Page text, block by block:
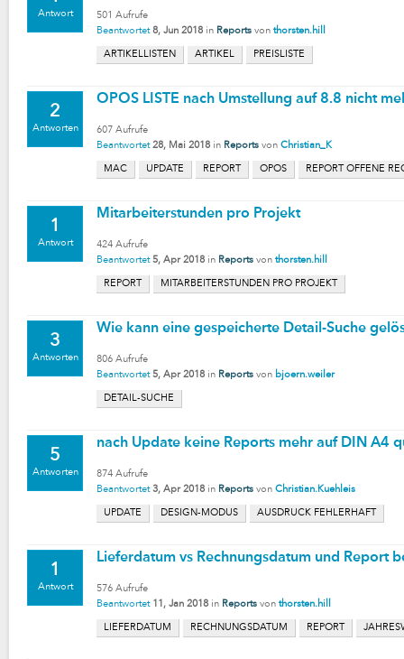
Antwort 501 Aufrufe
Beantwortet 8, Jun 2018 in Reports von thorsten.hill
ARTIKELLISTEN ARTIKEL PREISLISTE
2
Antworten
OPOS LISTE nach Umstellung auf 8.8 nicht
607 Aufrufe
Beantwortet 28, Mai 2018 in Reports von Christian_K
MAC UPDATE REPORT OPOS REPORT OFFENE
1
Antwort
Mitarbeiterstunden pro Projekt
424 Aufrufe
Beantwortet 5, Apr 2018 in Reports von thorsten.hill
REPORT MITARBEITERSTUNDEN PRO PROJEKT
3
Antworten
Wie kann eine gespeicherte Detail-Suche
806 Aufrufe
Beantwortet 5, Apr 2018 in Reports von bjoern.weiler
DETAIL-SUCHE
5
Antworten
nach Update keine Reports mehr auf DIN A4
874 Aufrufe
Beantwortet 3, Apr 2018 in Reports von Christian.Kuehleis
UPDATE DESIGN-MODUS AUSDRUCK FEHLERHAFT
1
Antwort
Lieferdatum vs Rechnungsdatum und Report
576 Aufrufe
Beantwortet 11, Jan 2018 in Reports von thorsten.hill
LIEFERDATUM RECHNUNGSDATUM REPORT